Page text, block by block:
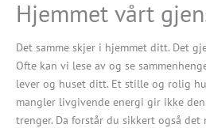
Hjemmet vårt
Det samme skjer i hjemmet ditt. Det
Ofte kan vi lese av og se
lever og huset ditt. Et stille og rolig
mangler livgivende energi gir ikke
trenger. Da forstår du sikkert også